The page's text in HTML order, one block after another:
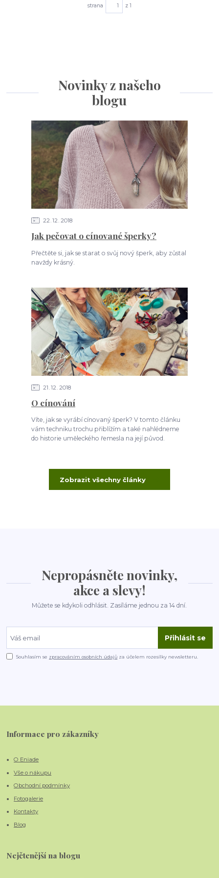
strana z 1
Novinky z našeho
blogu
22 12 2018
Jak pečovat o cínované šperky?
Přečtěte si, jak se starat o svůj nový šperk, aby zůstal
navždy krásný.
21 12 2018
O cínování
Víte, jak se vyrábí cínovaný šperk? V tomto článku
vám techniku trochu přiblížím a také nahlédneme
do historie uměleckého řemesla na její původ.
Zobrazit všechny články
Nepropásněte novinky,
akce a slevy!
Můžete se kdykoli odhlásit. Zasíláme jednou za 14 dní.
Přihlásit se
Souhlasím se zpracováním osobních údajů za účelem rozesílky newsletteru.
Informace pro zákazníky
O Eniade
Vše o nákupu
Obchodní podmínky
Fotogalerie
Kontakty
Blog
Nejčtenější na blogu